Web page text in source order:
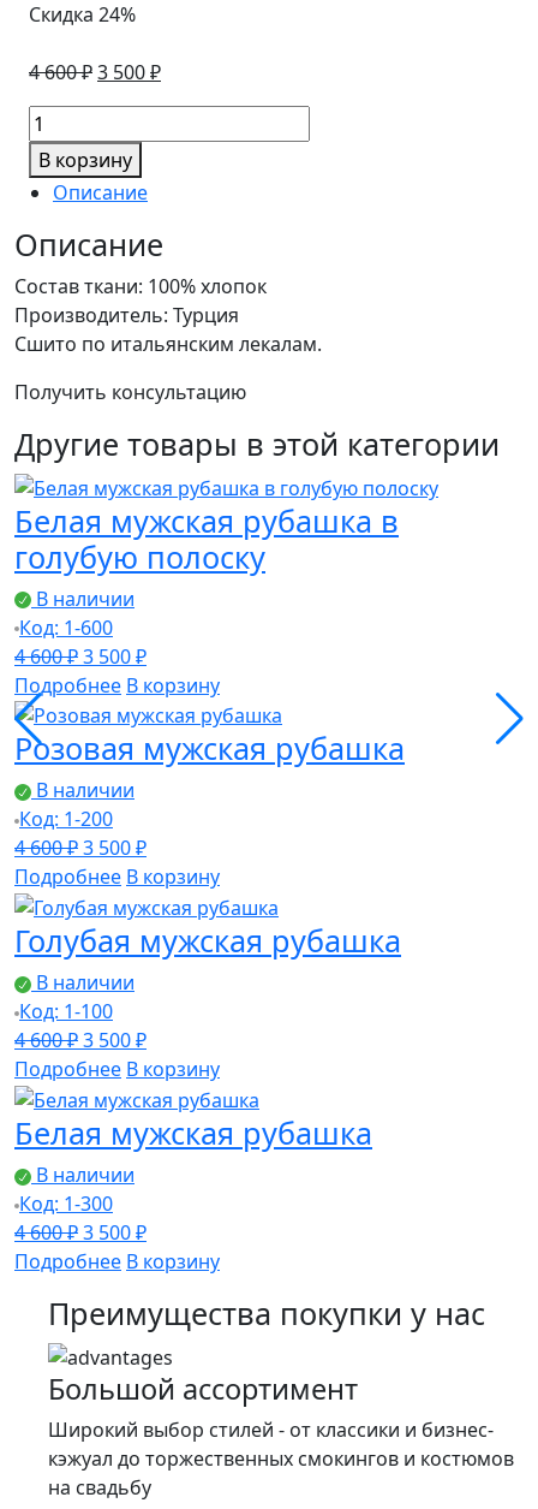
Скидка 24%
4 600₽Первоначальная
цена
4
600 ₽.
3 500₽Текущая
цена:
Количество
товара
Чёрная
мужская
рубашка
В корзину
Описание
Описание
Состав ткани: 100% хлопок
Производитель: Турция
Сшито по итальянским лекалам.
Получить консультацию
Другие товары в этой категории
Белая мужская рубашка в
голубую полоску
В наличии
Код: 1-600
4 600₽Первоначальная
цена
составляла
4
600 ₽.
3 500₽Текущая
цена:
3
500 ₽.
Подробнее В корзину
Розовая мужская рубашка
В наличии
Код: 1-200
4 600₽Первоначальная
цена
составляла
4
600 ₽.
3 500₽Текущая
цена:
3
500 ₽.
Подробнее В корзину
Голубая мужская рубашка
В наличии
Код: 1-100
4 600₽Первоначальная
цена
составляла
4
600 ₽.
3 500₽Текущая
цена:
3
500 ₽.
Подробнее В корзину
Белая мужская рубашка
В наличии
Код: 1-300
4 600₽Первоначальная
цена
4
600 ₽.
3 500₽Текущая
цена:
500 ₽.
Подробнее В корзину
Преимущества покупки у нас
Большой ассортимент
Широкий выбор стилей - от классики и бизнес-
кэжуал до торжественных смокингов и костюмов
на свадьбу